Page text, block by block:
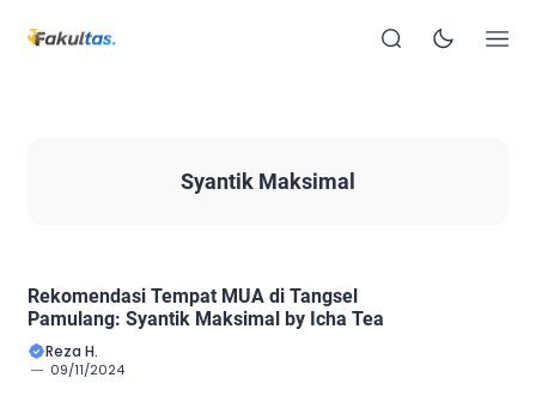
Syantik Maksimal
Rekomendasi Tempat MUA di Tangsel
Pamulang: Syantik Maksimal by Icha Tea
Reza H.
09/11/2024